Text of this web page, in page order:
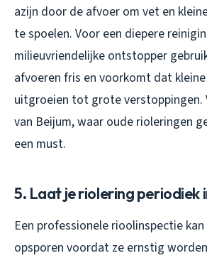
azijn door de afvoer om vet en
te spoelen. Voor een diepere
milieuvriendelijke ontstopper
afvoeren fris en voorkomt dat
uitgroeien tot grote verstoppingen.
van Beijum, waar oude rioleringen
een must.
5. Laat je riolering periodiek
Een professionele rioolinspectie
opsporen voordat ze ernstig